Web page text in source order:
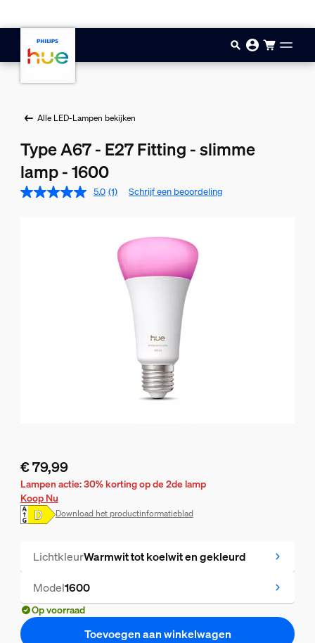
Alle LED-Lampen bekijken
Type A67 - E27 Fitting - slimme
lamp - 1600
5.0 (1) Schrijf een beoordeling
De huidige prijs is € 79,99
€ 79,99
Lampen actie: 30% korting op de 2de lamp
Koop Nu
Download het productinformatieblad
LichtkleurWarmwit tot koelwit en gekleurd
Model1600
Op voorraad
Toevoegen aan winkelwagen